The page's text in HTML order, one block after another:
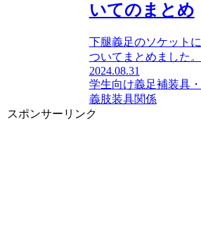
いてのまとめ
下腿義足のソケットに
ついてまとめました。
2024.08.31
学生向け義足補装具・
義肢装具関係
スポンサーリンク